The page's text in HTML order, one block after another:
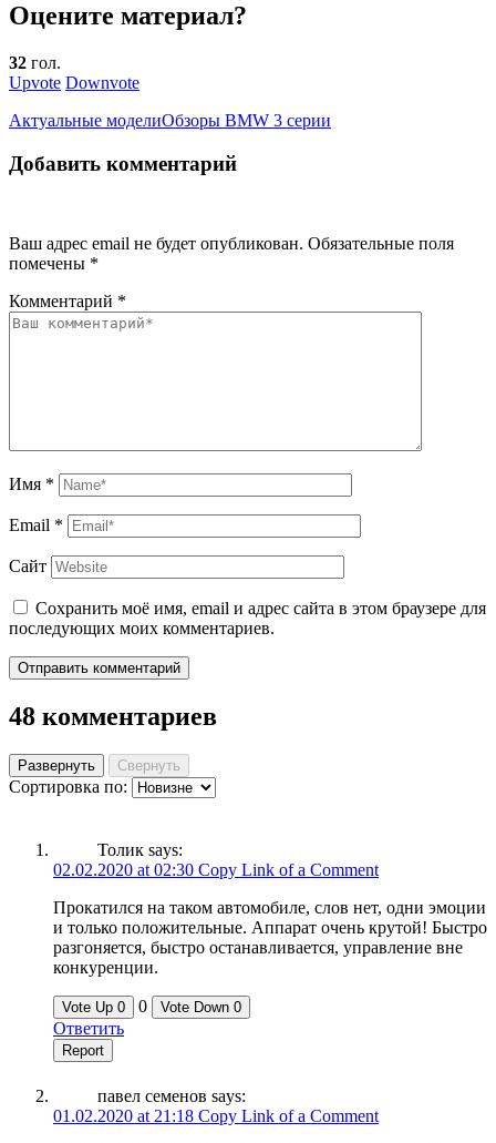
Оцените материал?
32 гол.
Upvote Downvote
Актуальные моделиОбзоры BMW 3 серии
Добавить комментарий
Ваш адрес email не будет опубликован. Обязательные поля
помечены *
Комментарий *
Имя *
Email *
Сайт
Сохранить моё имя, email и адрес сайта в этом браузере для
последующих моих комментариев.
Отправить комментарий
48 комментариев
Развернуть Свернуть
Сортировка по:
Толик says:
02.02.2020 at 02:30 Copy Link of a Comment
Прокатился на таком автомобиле, слов нет, одни эмоции
и только положительные. Аппарат очень крутой! Быстро
разгоняется, быстро останавливается, управление вне
конкуренции.
Vote Up 0 0 Vote Down 0
Ответить
Report
павел семенов says:
01.02.2020 at 21:18 Copy Link of a Comment